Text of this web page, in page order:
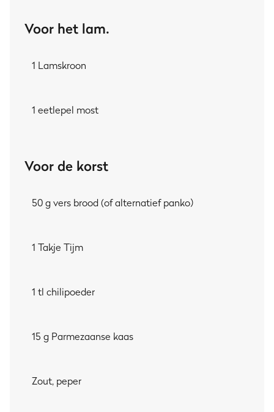
Ben je nog op zoek naar geschikte
of klassiekegemarineerde groenten van de grill
Voor het lam.
1 Lamskroon
1 eetlepel most
Voor de korst
50 g vers brood (of alternatief panko)
1 Takje Tijm
1 tl chilipoeder
15 g Parmezaanse kaas
Zout, peper